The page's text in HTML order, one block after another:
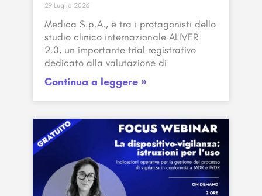
29 Luglio 2026
Medica S.p.A., è tra i protagonisti dello
studio clinico internazionale ALIVER
2.0, un importante trial registrativo
dedicato alla valutazione di
Continua a leggere »